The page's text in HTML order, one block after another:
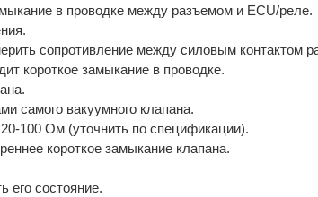
в проводке между разъемом и ECU/реле.
сопротивление между силовым контактом
короткое замыкание в проводке.
самого вакуумного клапана.
100 Ом (уточнить по спецификации).
короткое замыкание клапана.
его состояние.